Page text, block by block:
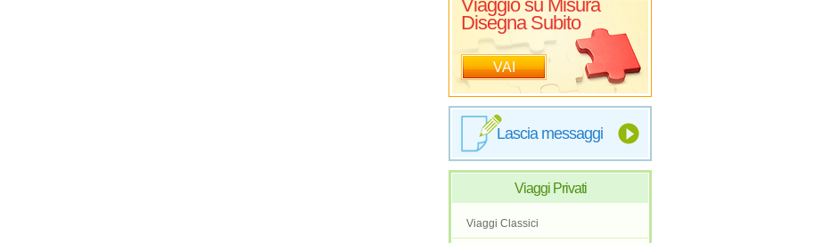
Viaggio su Misura
Disegna Subito
VAI
Lascia messaggi
Viaggi Privati
Viaggi Classici